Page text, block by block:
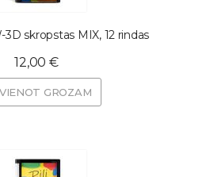
3D skropstas MIX, 12 rindas
12,00 €
GROZAM